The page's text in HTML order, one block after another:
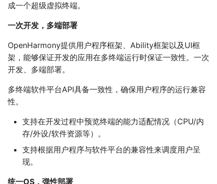
成一个超级虚拟终端。
一次开发，多端部署
OpenHarmony提供用户程序框架、Ability框架以及UI框
架，能够保证开发的应用在多终端运行时保证一致性。一次
开发、多端部署。
多终端软件平台API具备一致性，确保用户程序的运行兼容
性。
支持在开发过程中预览终端的能力适配情况（CPU/内
存/外设/软件资源等）。
支持根据用户程序与软件平台的兼容性来调度用户呈
现。
统一OS，弹性部署